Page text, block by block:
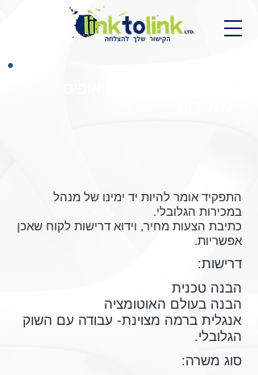
התפקיד אומר להיות יד ימינו של מנהל
במכירות הגלובלי.
כתיבת הצעות מחיר, וידוא דרישות לקוח שאכן
אפשריות.
דרישות:
הבנה טכנית
הבנה בעולם האוטומציה
אנגלית ברמה מצוינת- עבודה עם השוק
הגלובלי.
סוג משרה: